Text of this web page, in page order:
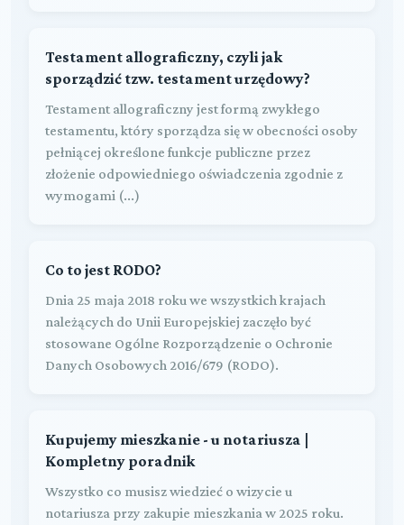
Testament allograficzny, czyli jak
sporządzić tzw. testament urzędowy?
Testament allograficzny jest formą zwykłego
testamentu, który sporządza się w obecności osoby
pełniącej określone funkcje publiczne przez
złożenie odpowiedniego oświadczenia zgodnie z
wymogami (...)
Co to jest RODO?
Dnia 25 maja 2018 roku we wszystkich krajach
należących do Unii Europejskiej zaczęło być
stosowane Ogólne Rozporządzenie o Ochronie
Danych Osobowych 2016/679 (RODO).
Kupujemy mieszkanie - u notariusza |
Kompletny poradnik
Wszystko co musisz wiedzieć o wizycie u
notariusza przy zakupie mieszkania w 2025 roku.